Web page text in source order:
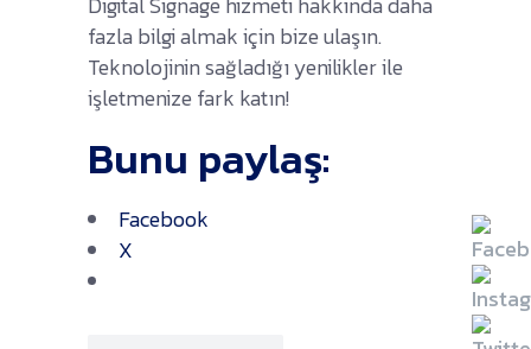
fazla bilgi almak için bize ulaşın.
Teknolojinin sağladığı yenilikler ile
işletmenize fark katın!
Bunu paylaş:
Facebook
X